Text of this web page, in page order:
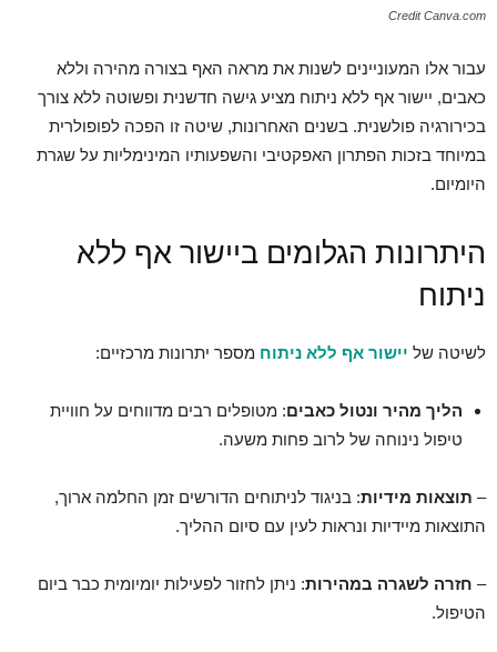
Credit Canva.com
עבור אלו המעוניינים לשנות את מראה האף בצורה מהירה וללא
כאבים, יישור אף ללא ניתוח מציע גישה חדשנית ופשוטה ללא צורך
בכירורגיה פולשנית. בשנים האחרונות, שיטה זו הפכה לפופולרית
במיוחד בזכות הפתרון האפקטיבי והשפעותיו המינימליות על שגרת
היומיום.
היתרונות הגלומים ביישור אף ללא
ניתוח
לשיטה של יישור אף ללא ניתוח מספר יתרונות מרכזיים:
הליך מהיר ונטול כאבים: מטופלים רבים מדווחים על חוויית
טיפול נינוחה של לרוב פחות משעה.
– תוצאות מידיות: בניגוד לניתוחים הדורשים זמן החלמה ארוך,
התוצאות מיידיות ונראות לעין עם סיום ההליך.
– חזרה לשגרה במהירות: ניתן לחזור לפעילות יומיומית כבר ביום
הטיפול.